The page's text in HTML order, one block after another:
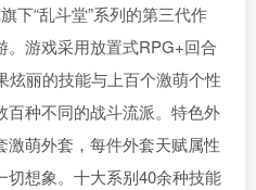
下“乱斗堂”系列的第三代作
游戏采用放置式RPG+回合
炫丽的技能与上百个激萌个性
百种不同的战斗流派。特色外
萌外套，每件外套天赋属性
切想象。十大系别40余种技能